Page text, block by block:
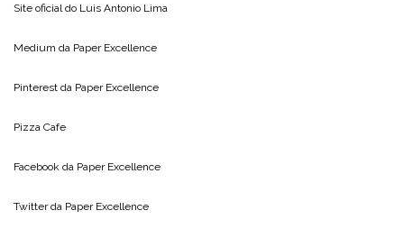
Site oficial do Luis Antonio Lima
Medium da Paper Excellence
Pinterest da Paper Excellence
Pizza Cafe
Facebook da Paper Excellence
Twitter da Paper Excellence